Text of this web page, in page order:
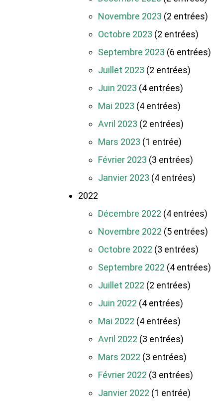
Novembre 2023 (2 entrées)
Octobre 2023 (2 entrées)
Septembre 2023 (6 entrées)
Juillet 2023 (2 entrées)
Juin 2023 (4 entrées)
Mai 2023 (4 entrées)
Avril 2023 (2 entrées)
Mars 2023 (1 entrée)
Février 2023 (3 entrées)
Janvier 2023 (4 entrées)
2022
Décembre 2022 (4 entrées)
Novembre 2022 (5 entrées)
Octobre 2022 (3 entrées)
Septembre 2022 (4 entrées)
Juillet 2022 (2 entrées)
Juin 2022 (4 entrées)
Mai 2022 (4 entrées)
Avril 2022 (3 entrées)
Mars 2022 (3 entrées)
Février 2022 (3 entrées)
Janvier 2022 (1 entrée)